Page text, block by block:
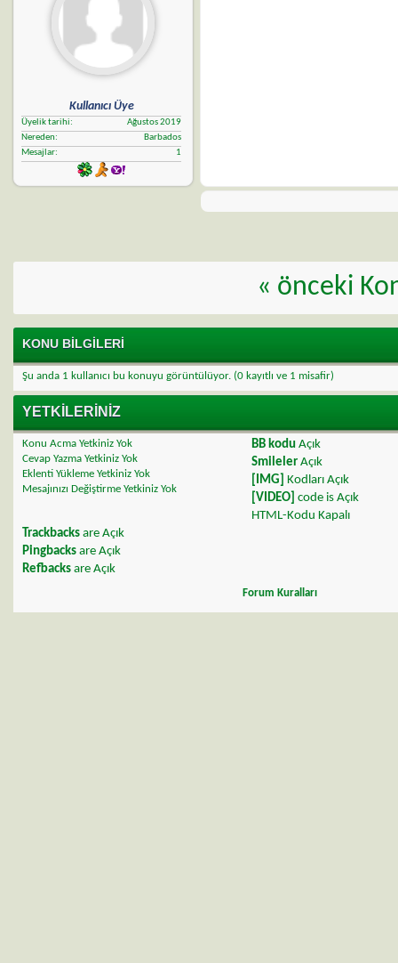
Kullanıcı Üye
Üyelik tarihi
Ağustos 2019
Nereden
Barbados
Mesajlar
1
« önceki
KONU BILGILERI
Şu anda 1 kullanıcı bu konuyu görüntülüyor. (0 kayıtlı ve 1 misafir)
YETKILERINIZ
Konu Acma Yetkiniz Yok
Cevap Yazma Yetkiniz Yok
Eklenti Yükleme Yetkiniz Yok
Mesajınızı Değiştirme Yetkiniz Yok
BB kodu Açık
Smileler Açık
[IMG] Kodları Açık
[VIDEO] code is Açık
HTML-Kodu Kapalı
Trackbacks are Açık
Pingbacks are Açık
Refbacks are Açık
Forum Kuralları